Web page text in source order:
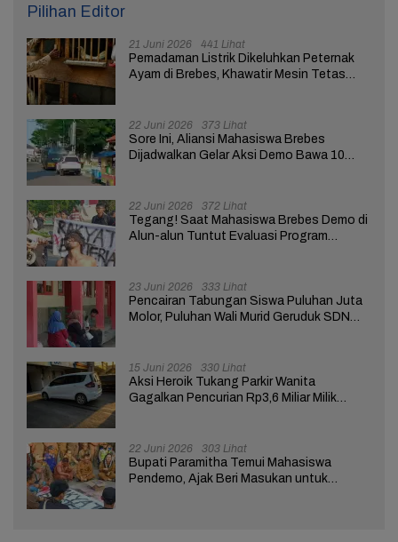
Pilihan Editor
21 Juni 2026 441 Lihat
Pemadaman Listrik Dikeluhkan Peternak
Ayam di Brebes, Khawatir Mesin Tetas
22 Juni 2026 373 Lihat
Sore Ini, Aliansi Mahasiswa Brebes
Dijadwalkan Gelar Aksi Demo Bawa 10
22 Juni 2026 372 Lihat
Tegang! Saat Mahasiswa Brebes Demo di
Alun-alun Tuntut Evaluasi Program
23 Juni 2026 333 Lihat
Pencairan Tabungan Siswa Puluhan Juta
Molor, Puluhan Wali Murid Geruduk SDN
15 Juni 2026 330 Lihat
Aksi Heroik Tukang Parkir Wanita
Gagalkan Pencurian Rp3,6 Miliar Milik
22 Juni 2026 303 Lihat
Bupati Paramitha Temui Mahasiswa
Pendemo, Ajak Beri Masukan untuk